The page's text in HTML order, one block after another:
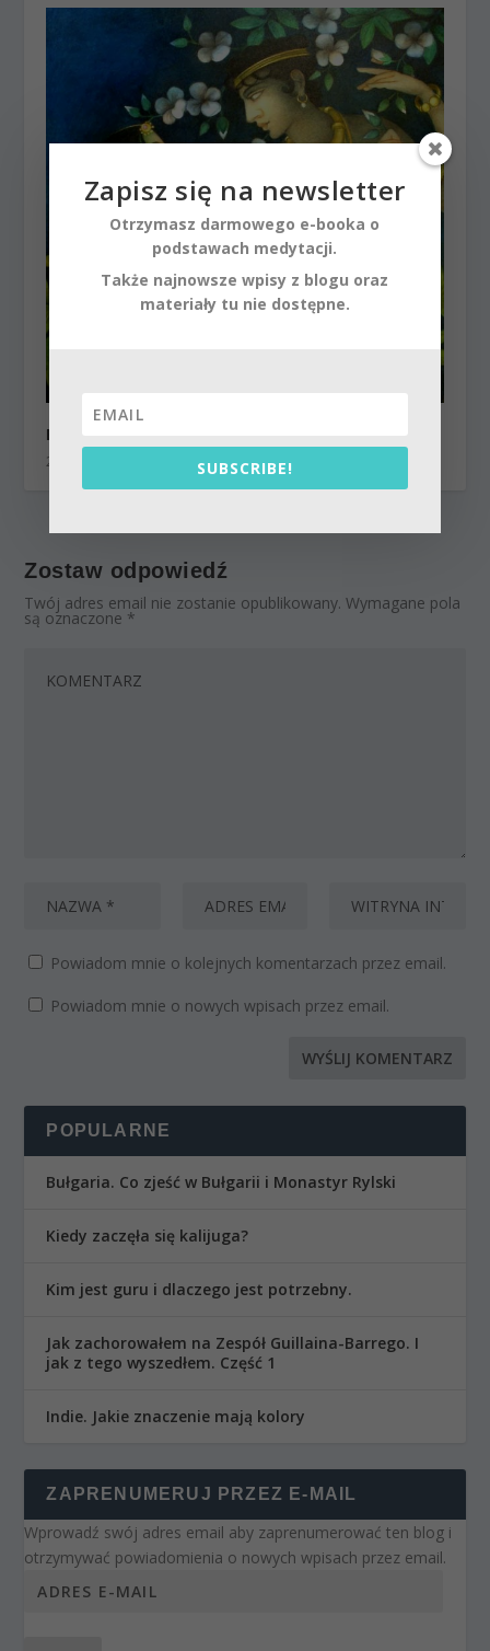
Bierność czy działanie w procesie duchowym
26 lutego 2014
Zostaw odpowiedź
Twój adres email nie zostanie opublikowany. Wymagane pola
są oznaczone *
Powiadom mnie o kolejnych komentarzach przez email.
Powiadom mnie o nowych wpisach przez email.
POPULARNE
Bułgaria. Co zjeść w Bułgarii i Monastyr Rylski
Kiedy zaczęła się kalijuga?
Kim jest guru i dlaczego jest potrzebny.
Jak zachorowałem na Zespół Guillaina-Barrego. I
jak z tego wyszedłem. Część 1
Indie. Jakie znaczenie mają kolory
ZAPRENUMERUJ PRZEZ E-MAIL
Wprowadź swój adres email aby zaprenumerować ten blog i
otrzymywać powiadomienia o nowych wpisach przez email.
Zapisz się na newsletter
Otrzymasz darmowego e-booka o
podstawach medytacji.
Także najnowsze wpisy z blogu oraz
materiały tu nie dostępne.
SUBSCRIBE!